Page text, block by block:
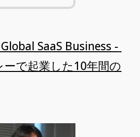
SaaS Business -
で起業した10年間の